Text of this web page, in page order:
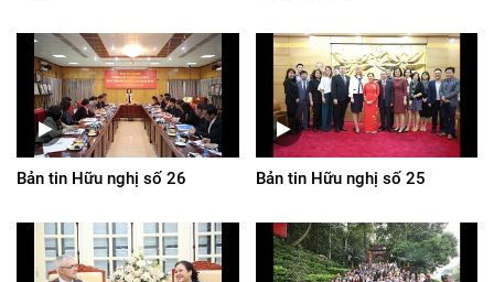
Bản tin Hữu nghị số 26 Bản tin Hữu nghị số 25